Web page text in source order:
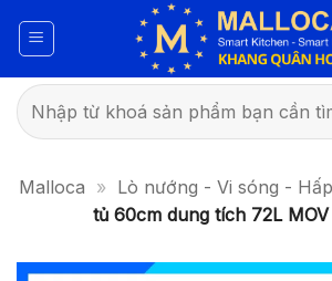
qua
dung
Tìm
kiếm:
Malloca » Lò nướng - Vi sóng - Hấp
tủ 60cm dung tích 72L MOV